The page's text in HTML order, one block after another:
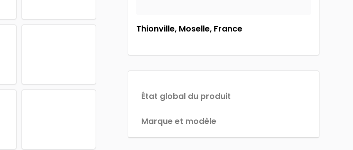
Thionville, Moselle, France
État global du produit
Marque et modèle